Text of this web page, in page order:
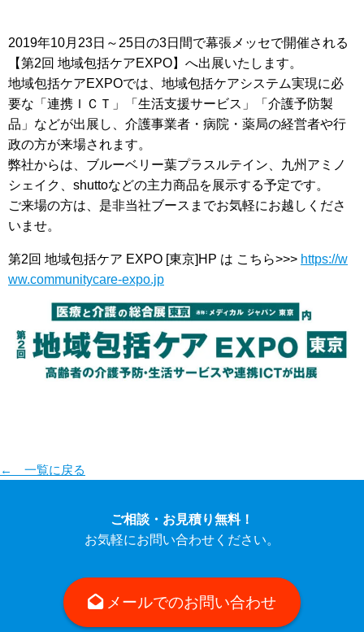
2019年10月23日～25日の3日間で幕張メッセで開催される
【第2回 地域包括ケアEXPO】へ出展いたします。
地域包括ケアEXPOでは、地域包括ケアシステム実現に必
要な「連携ＩＣＴ」「生活支援サービス」「介護予防製
品」などが出展し、介護事業者・病院・薬局の経営者や行
政の方が来場されます。
弊社からは、ブルーベリー葉プラスルテイン、九州アミノ
シェイク、shuttoなどの主力商品を展示する予定です。
ご来場の方は、是非当社ブースまでお気軽にお越しくださ
いませ。
第2回 地域包括ケア EXPO [東京]HP は こちら>>> https://w
ww.communitycare-expo.jp
← 一覧に戻る
ご相談・お見積り無料！
お気軽にお問い合わせください。
メールでのお問い合わせ